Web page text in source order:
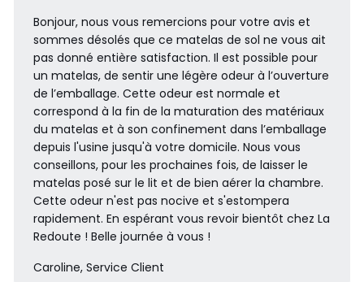
Bonjour, nous vous remercions pour votre avis et
sommes désolés que ce matelas de sol ne vous ait
pas donné entière satisfaction. Il est possible pour
un matelas, de sentir une légère odeur à l’ouverture
de l’emballage. Cette odeur est normale et
correspond à la fin de la maturation des matériaux
du matelas et à son confinement dans l’emballage
depuis l'usine jusqu'à votre domicile. Nous vous
conseillons, pour les prochaines fois, de laisser le
matelas posé sur le lit et de bien aérer la chambre.
Cette odeur n'est pas nocive et s'estompera
rapidement. En espérant vous revoir bientôt chez La
Redoute ! Belle journée à vous !
Caroline, Service Client